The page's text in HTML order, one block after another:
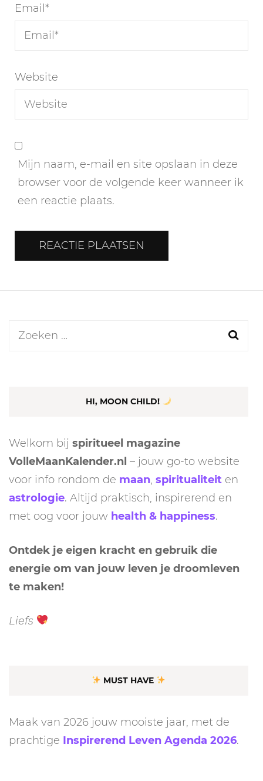
Email*
Website
Mijn naam, e-mail en site opslaan in deze
browser voor de volgende keer wanneer ik
een reactie plaats.
Zoeken
HI, MOON CHILD!
Welkom bij spiritueel magazine
VolleMaanKalender.nl – jouw go-to website
voor info rondom de maan, spiritualiteit en
astrologie. Altijd praktisch, inspirerend en
met oog voor jouw health & happiness.
Ontdek je eigen kracht en gebruik die
energie om van jouw leven je droomleven
te maken!
Liefs
MUST HAVE
Maak van 2026 jouw mooiste jaar, met de
prachtige Inspirerend Leven Agenda 2026.